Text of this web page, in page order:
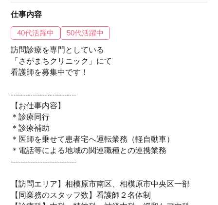
仕事内容
40代活躍中 50代活躍中
訪問診療を専門としている
「さがまちクリニック」にて
看護師を募集中です！
---------------------------
【お仕事内容】
＊診療同行
＊診療補助
＊医師を乗せて患者宅へ運転業務（軽自動車）
＊電話等による地域の関連職種との連携業務
---------------------------
【訪問エリア】相模原市南区、相模原市中央区一部
【同業務のスタッフ数】看護師２名体制